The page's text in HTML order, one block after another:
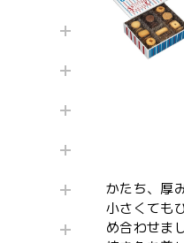
かたち、厚
小さくても
め合わせま